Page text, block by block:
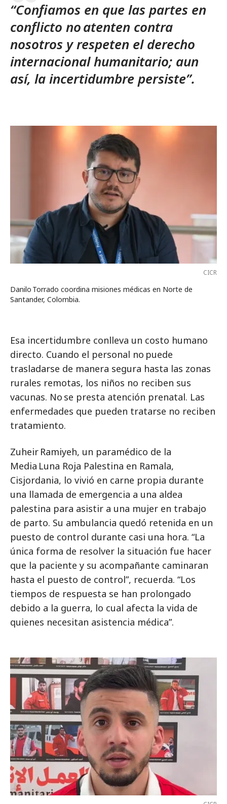
“Confiamos en que las partes en
conflicto no atenten contra
nosotros y respeten el derecho
internacional humanitario; aun
así, la incertidumbre persiste”.
CICR
Danilo Torrado coordina misiones médicas en Norte de
Santander, Colombia.
Esa incertidumbre conlleva un costo humano
directo. Cuando el personal no puede
trasladarse de manera segura hasta las zonas
rurales remotas, los niños no reciben sus
vacunas. No se presta atención prenatal. Las
enfermedades que pueden tratarse no reciben
tratamiento.
Zuheir Ramiyeh, un paramédico de la
Media Luna Roja Palestina en Ramala,
Cisjordania, lo vivió en carne propia durante
una llamada de emergencia a una aldea
palestina para asistir a una mujer en trabajo
de parto. Su ambulancia quedó retenida en un
puesto de control durante casi una hora. “La
única forma de resolver la situación fue hacer
que la paciente y su acompañante caminaran
hasta el puesto de control”, recuerda. “Los
tiempos de respuesta se han prolongado
debido a la guerra, lo cual afecta la vida de
quienes necesitan asistencia médica”.